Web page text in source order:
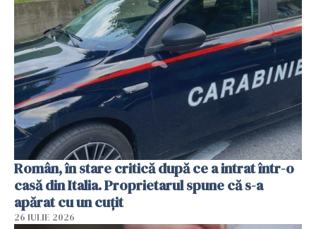
Român, în stare critică după ce a intrat într-o
casă din Italia. Proprietarul spune că s-a
apărat cu un cuțit
26 IULIE 2026